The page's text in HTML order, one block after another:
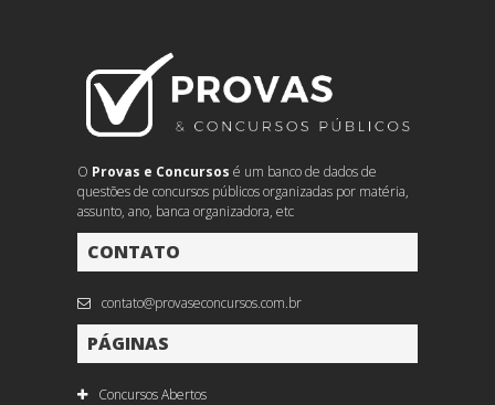
O Provas e Concursos é um banco de dados de
questões de concursos públicos organizadas por matéria,
assunto, ano, banca organizadora, etc
CONTATO
contato@provaseconcursos.com.br
PÁGINAS
Concursos Abertos